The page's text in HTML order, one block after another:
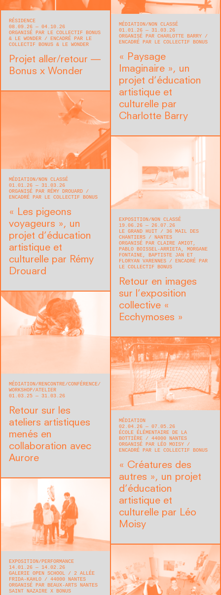
RÉSIDENCE
08.09.26 — 04.10.26
ORGANISÉ PAR LE COLLECTIF BONUS
& LE WONDER
ENCADRÉ PAR LE
COLLECTIF BONUS & LE WONDER
Projet aller/retour —
Bonus x Wonder
MÉDIATION
NON CLASSÉ
01.01.26 — 31.03.26
ORGANISÉ PAR CHARLOTTE BARRY
ENCADRÉ PAR LE COLLECTIF BONUS
« Paysage
Imaginaire », un
projet d’éducation
artistique et
culturelle par
Charlotte Barry
MÉDIATION
NON CLASSÉ
01.01.26 — 31.03.26
ORGANISÉ PAR RÉMY DROUARD
ENCADRÉ PAR LE COLLECTIF BONUS
« Les pigeons
voyageurs », un
projet d’éducation
artistique et
culturelle par Rémy
Drouard
EXPOSITION NON CLASSÉ
19.06.26 — 26.07.26
LE GRAND HUIT
36 MAIL DES
CHANTIERS
NANTES
ORGANISÉ PAR CLAIRE AMIOT,
PABLO BOISSEL-ARRIETA, MORGANE
FONTAINE, BAPTISTE JAN ET
FLORYAN VARENNES
ENCADRÉ PAR
LE COLLECTIF BONUS
Retour en images
sur l’exposition
collective «
Ecchymoses »
MÉDIATION RENCONTRE/CONFÉRENCE
WORKSHOP/ATELIER
01.03.25 — 31.03.26
Retour sur les
ateliers artistiques
menés en
collaboration avec
Aurore
MÉDIATION
02.04.26 — 07.05.26
ÉCOLE ÉLÉMENTAIRE DE LA
BOTTIÈRE
44000 NANTES
ORGANISÉ PAR LÉO MOISY
ENCADRÉ PAR LE COLLECTIF BONUS
« Créatures des
autres », un projet
d’éducation
artistique et
culturelle par Léo
Moisy
EXPOSITION PERFORMANCE
14.01.26 — 14.02.26
GALERIE OPEN SCHOOL
2 ALLÉE
FRIDA-KAHLO
44000 NANTES
ORGANISÉ PAR BEAUX-ARTS NANTES
SAINT NAZAIRE X BONUS